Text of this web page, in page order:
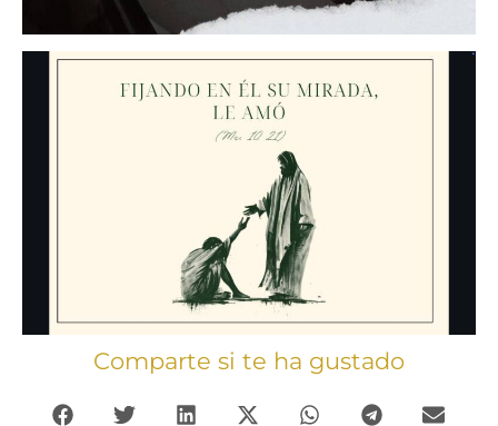
Comparte si te ha gustado